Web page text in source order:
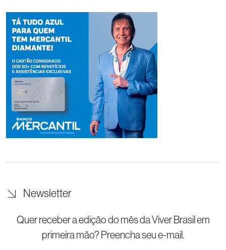
Newsletter
Quer receber a edição do mês da Viver Brasil em
primeira mão? Preencha seu e-mail.